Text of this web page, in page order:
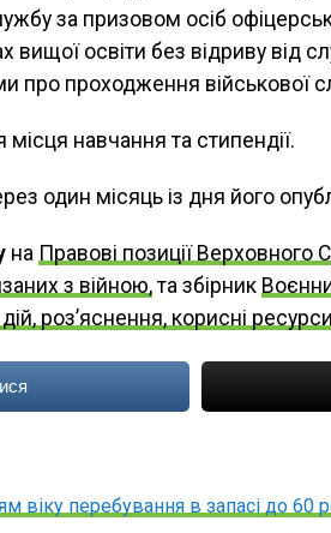
за призовом осіб
вищої освіти без відриву від
про проходження військової
навчання та стипендії.
один місяць із дня його
на Правові позиції Верховного
з війною,та збірник
роз’яснення, корисні ресурси
віку перебування в запасі до 60